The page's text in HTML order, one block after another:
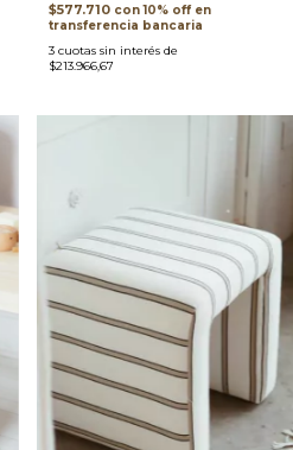
$577.710 con
transferencia bancaria
3 cuotas sin interés de
$213.966,67